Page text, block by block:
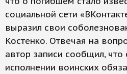
социальной сети
выразил свои
Костенко. Отвечая на
автор записи сообщил, что
исполнении воинских